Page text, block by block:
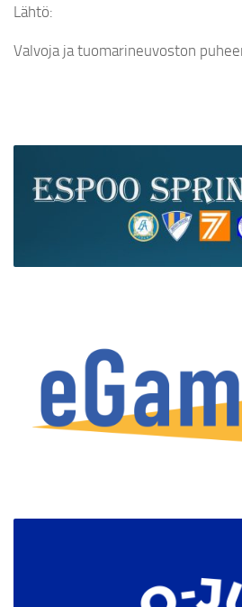
Lähtö:
Valvoja ja tuomarineuvoston